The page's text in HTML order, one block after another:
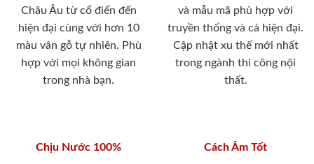
Châu Âu từ cổ điển đến
hiện đại cùng với hơn 10
màu vân gỗ tự nhiên. Phù
hợp với mọi không gian
trong nhà bạn.
và mẫu mã phù hợp với
truyền thống và cả hiện đại.
Cập nhật xu thế mới nhất
trong ngành thi công nội
thất.
Chịu Nước 100% Cách Âm Tốt